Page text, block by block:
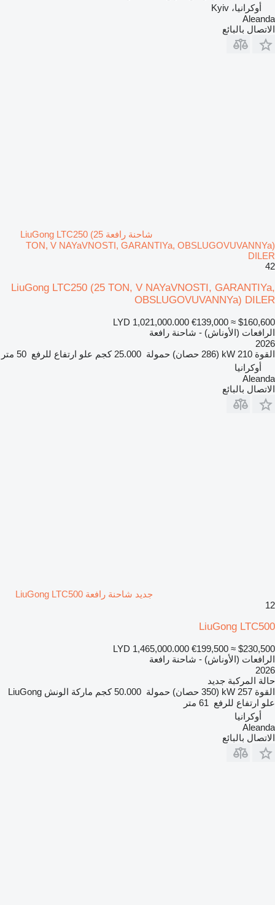
أوكرانيا، Kyiv
Aleanda
الاتصال بالبائع
شاحنة رافعة LiuGong LTC250 (25
TON, V NAYaVNOSTI, GARANTIYa, OBSLUGOVUVANNYa)
DILER
42
LiuGong LTC250 (25 TON, V NAYaVNOSTI, GARANTIYa,
OBSLUGOVUVANNYa) DILER
LYD 1,021,000.000 €139,000 ≈ $160,600
الرافعات (الأوناش) - شاحنة رافعة
2026
القوة 210 kW (286 حصان) حمولة 25.000 كجم علو ارتفاع للرفع 50 متر
أوكرانيا
Aleanda
الاتصال بالبائع
جديد شاحنة رافعة LiuGong LTC500
12
LiuGong LTC500
LYD 1,465,000.000 €199,500 ≈ $230,500
الرافعات (الأوناش) - شاحنة رافعة
2026
حالة المركبة جديد
القوة 257 kW (350 حصان) حمولة 50.000 كجم ماركة الونش LiuGong
علو ارتفاع للرفع 61 متر
أوكرانيا
Aleanda
الاتصال بالبائع